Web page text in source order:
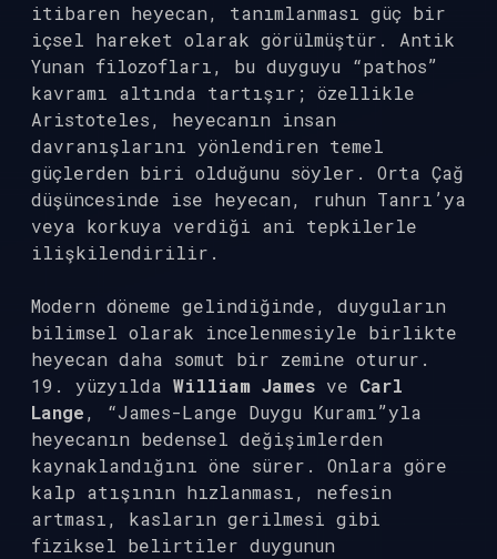
itibaren heyecan, tanımlanması güç bir
içsel hareket olarak görülmüştür. Antik
Yunan filozofları, bu duyguyu “pathos”
kavramı altında tartışır; özellikle
Aristoteles, heyecanın insan
davranışlarını yönlendiren temel
güçlerden biri olduğunu söyler. Orta Çağ
düşüncesinde ise heyecan, ruhun Tanrı’ya
veya korkuya verdiği ani tepkilerle
ilişkilendirilir.
Modern döneme gelindiğinde, duyguların
bilimsel olarak incelenmesiyle birlikte
heyecan daha somut bir zemine oturur.
19. yüzyılda William James ve Carl
Lange, “James-Lange Duygu Kuramı”yla
heyecanın bedensel değişimlerden
kaynaklandığını öne sürer. Onlara göre
kalp atışının hızlanması, nefesin
artması, kasların gerilmesi gibi
fiziksel belirtiler duygunun